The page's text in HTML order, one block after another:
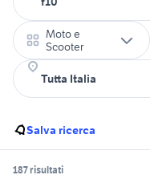
Moto e
Scooter
Salva ricerca
187 risultati